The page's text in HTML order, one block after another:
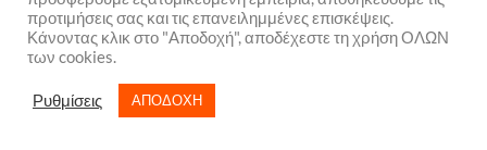
Το Model Two Digital είναι μια σύγχρονη wireless home audio
προτιμήσεις σας και τις επανειλημμένες επισκέψεις.
Κάνοντας κλικ στο "Αποδοχή", αποδέχεστε τη χρήση ΟΛΩΝ
των cookies.
Ρυθμίσεις ΑΠΟΔΟΧΗ